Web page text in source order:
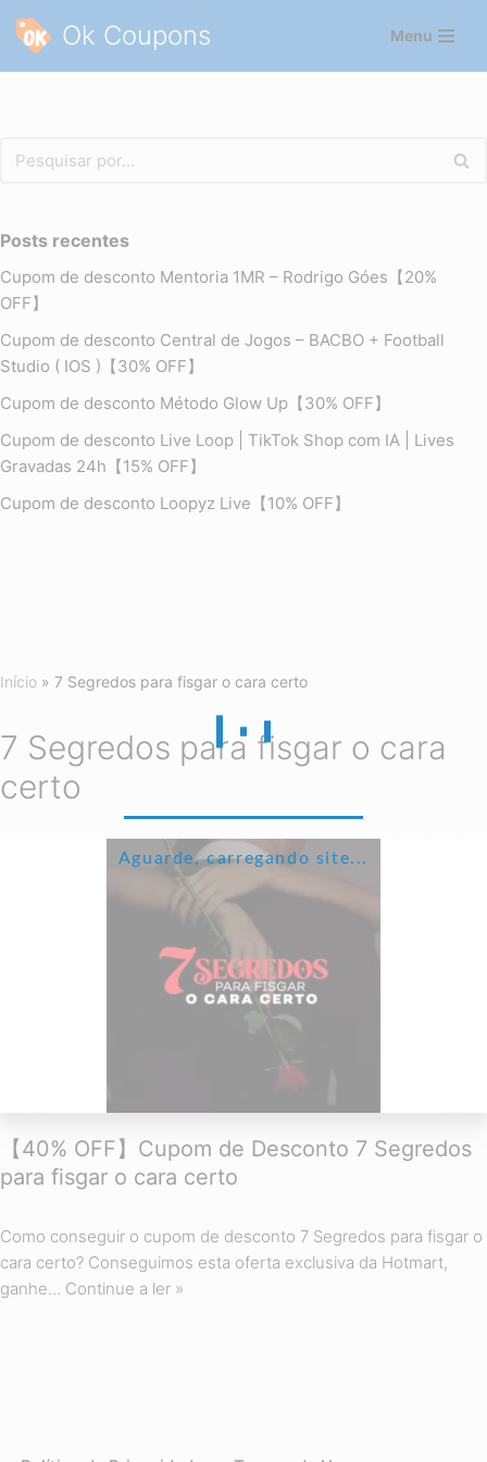
Aguarde, carregando site...
Pular
Ok Coupons Menu
Posts recentes
Cupom de desconto Mentoria 1MR – Rodrigo Góes【20%
OFF】
Cupom de desconto Central de Jogos – BACBO + Football
Studio ( IOS )【30% OFF】
Cupom de desconto Método Glow Up【30% OFF】
Cupom de desconto Live Loop | TikTok Shop com IA | Lives
Gravadas 24h【15% OFF】
Cupom de desconto Loopyz Live【10% OFF】
Início » 7 Segredos para fisgar o cara certo
7 Segredos para fisgar o cara
certo
【40% OFF】Cupom de Desconto 7 Segredos
para fisgar o cara certo
Como conseguir o cupom de desconto 7 Segredos para fisgar o
cara certo? Conseguimos esta oferta exclusiva da Hotmart,
ganhe… Continue a ler »